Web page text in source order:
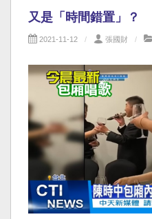
又是「時間錯置」？
2021-11-12 張國財